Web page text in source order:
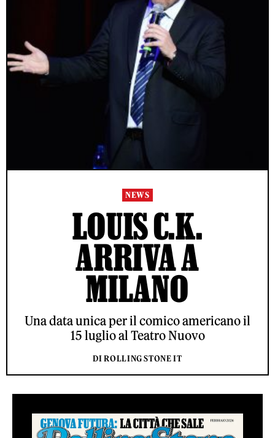
NEWS
LOUIS C.K.
ARRIVA A
MILANO
Una data unica per il comico americano il
15 luglio al Teatro Nuovo
DI ROLLING STONE IT